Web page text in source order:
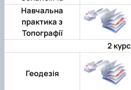
Навчальна
практика з
Топографії
2 курс
Геодезія